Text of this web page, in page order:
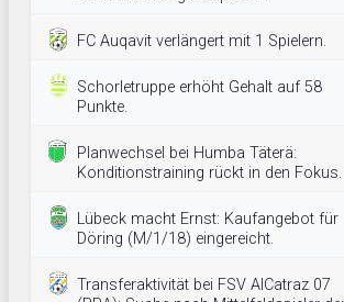
FC Auqavit verlängert mit 1 Spielern.
Schorletruppe erhöht Gehalt auf 58
Punkte.
Planwechsel bei Humba Täterä:
Konditionstraining rückt in den Fokus.
Lübeck macht Ernst: Kaufangebot für
Döring (M/1/18) eingereicht.
Transferaktivität bei FSV AlCatraz 07